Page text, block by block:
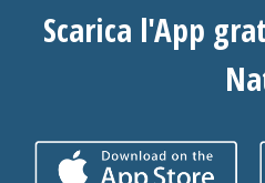
Scarica l'App